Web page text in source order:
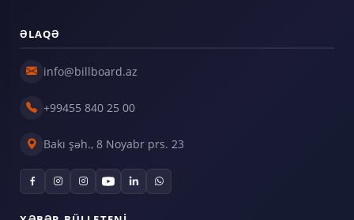
ƏLAQƏ
info@billboard.az
+99455 840 25 00
Bakı şəh., 8 Noyabr prs. 23